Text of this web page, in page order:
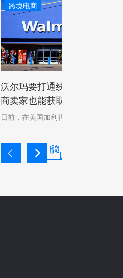
跨境电商
沃尔玛要打通线上线下 第三
商卖家也能获取实体店流量了